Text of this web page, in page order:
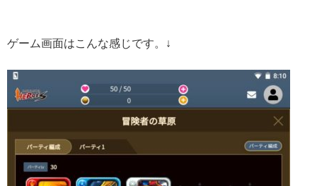
ゲーム画面はこんな感じです。↓